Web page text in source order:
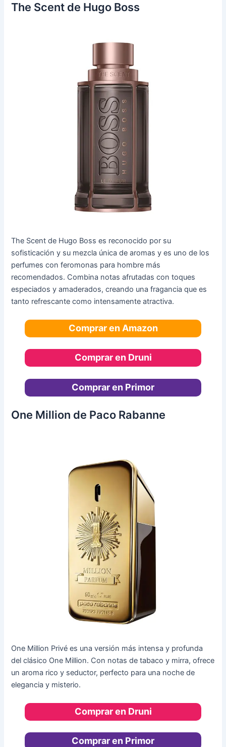
The Scent de Hugo Boss
The Scent de Hugo Boss es reconocido por su
sofisticación y su mezcla única de aromas y es uno de los
perfumes con feromonas para hombre más
recomendados. Combina notas afrutadas con toques
especiados y amaderados, creando una fragancia que es
tanto refrescante como intensamente atractiva.
Comprar en Amazon
Comprar en Druni
Comprar en Primor
One Million de Paco Rabanne
One Million Privé es una versión más intensa y profunda
del clásico One Million. Con notas de tabaco y mirra, ofrece
un aroma rico y seductor, perfecto para una noche de
elegancia y misterio.
Comprar en Druni
Comprar en Primor